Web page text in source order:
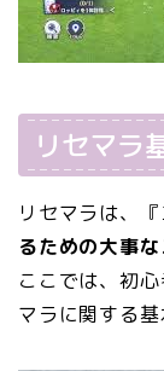
リセマラ
リセマラは、
るための大事
ここでは、初
マラに関する